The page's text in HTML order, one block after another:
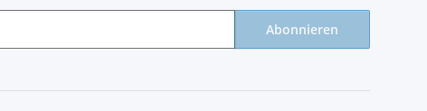
Abonnieren